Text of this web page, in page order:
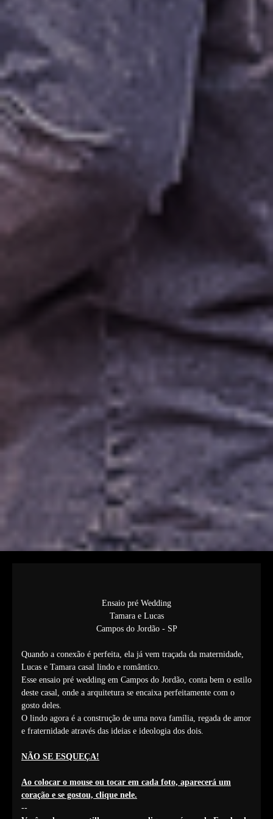
Ensaio pré Wedding
Tamara e Lucas
Campos do Jordão - SP
Quando a conexão é perfeita, ela já vem traçada da maternidade,
Lucas e Tamara casal lindo e romântico.
Esse ensaio pré wedding em Campos do Jordão, conta bem o estilo
deste casal, onde a arquitetura se encaixa perfeitamente com o
gosto deles.
O lindo agora é a construção de uma nova família, regada de amor
e fraternidade através das ideias e ideologia dos dois.
NÃO SE ESQUEÇA!
Ao colocar o mouse ou tocar em cada foto, aparecerá um
coração e se gostou, clique nele.
--